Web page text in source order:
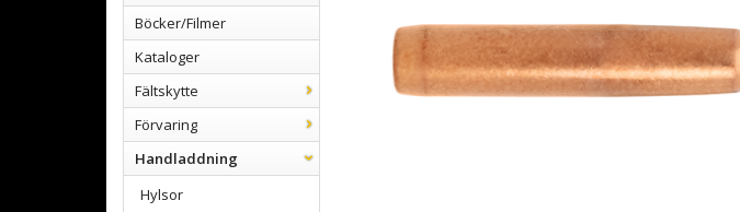
Böcker/Filmer
Kataloger
Fältskytte
Förvaring
Handladdning
Hylsor